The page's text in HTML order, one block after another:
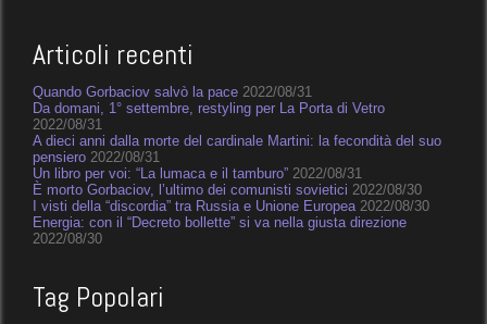
Articoli recenti
Quando Gorbaciov salvò la pace 2022/08/31
Da domani, 1° settembre, restyling per La Porta di Vetro
2022/08/31
A dieci anni dalla morte del cardinale Martini: la fecondità del suo
pensiero 2022/08/31
Un libro per voi: “La lumaca e il tamburo” 2022/08/31
È morto Gorbaciov, l’ultimo dei comunisti sovietici 2022/08/30
I visti della “discordia” tra Russia e Unione Europea 2022/08/30
Energia: con il “Decreto bollette” si va nella giusta direzione
2022/08/30
Tag Popolari